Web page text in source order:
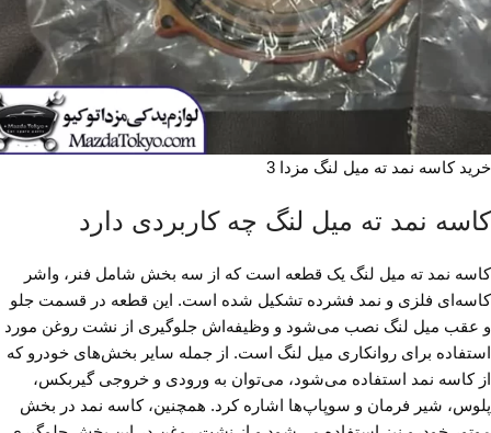
خرید کاسه نمد ته میل لنگ مزدا 3
کاسه نمد ته میل لنگ چه کاربردی دارد
کاسه نمد ته میل لنگ یک قطعه است که از سه بخش شامل فنر، واشر
کاسه‌ای فلزی و نمد فشرده تشکیل شده است. این قطعه در قسمت جلو
و عقب میل لنگ نصب می‌شود و وظیفه‌اش جلوگیری از نشت روغن مورد
استفاده برای روانکاری میل لنگ است. از جمله سایر بخش‌های خودرو که
از کاسه نمد استفاده می‌شود، می‌توان به ورودی و خروجی گیربکس،
پلوس، شیر فرمان و سوپاپ‌ها اشاره کرد. همچنین، کاسه نمد در بخش